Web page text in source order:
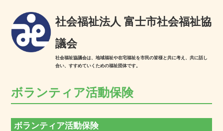
社会福祉法人 富士市社会福祉協
議会
社会福祉協議会は、地域福祉や在宅福祉を市民の皆様と共に考え、共に話し
合い、すすめていくための福祉団体です。
ボランティア活動保険
ボランティア活動保険